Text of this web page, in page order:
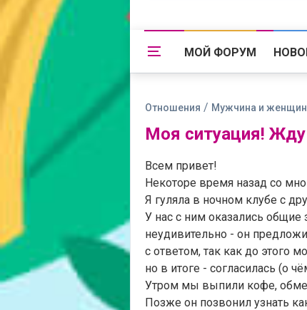
МОЙ ФОРУМ
Отношения / Мужчина и
Моя ситуация!
Всем привет!
Некоторе время назад со
Я гуляла в ночном клубе с
У нас с ним оказались
неудивительно - он
с ответом, так как до этого
но в итоге - согласилась (о
Утром мы выпили кофе,
Позже он позвонил узнать